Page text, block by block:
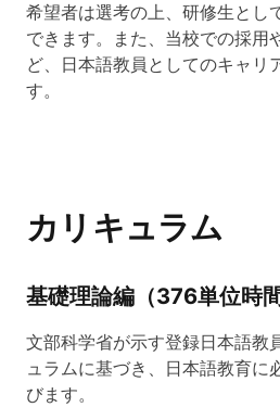
希望者は選考の上、研修生とし
できます。また、当校での採用
ど、日本語教員としてのキャリ
す。
カリキュラム
基礎理論編（376単位時間
文部科学省が示す登録日本語教
ュラムに基づき、日本語教育に
びます。